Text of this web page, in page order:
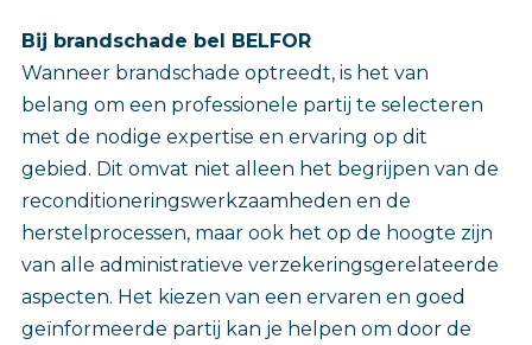
Bij brandschade bel BELFOR
Wanneer brandschade optreedt, is het van
belang om een professionele partij te selecteren
met de nodige expertise en ervaring op dit
gebied. Dit omvat niet alleen het begrijpen van de
reconditioneringswerkzaamheden en de
herstelprocessen, maar ook het op de hoogte zijn
van alle administratieve verzekeringsgerelateerde
aspecten. Het kiezen van een ervaren en goed
geïnformeerde partij kan je helpen om door de